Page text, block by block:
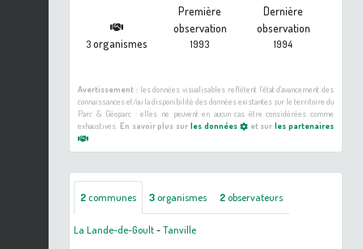
3organismes
Première
observation
1993
Dernière
observation
1994
Avertissement :les données visualisables reflètent l'état d'avancement des
connaissances et/ou la disponibilité des données existantes sur le territoire du
Parc & Géoparc : elles ne peuvent en aucun cas être considérées comme
exhaustives. En savoir plus sur les données et surles partenaires
2communes 3organismes 2observateurs
La Lande-de-Goult-Tanville